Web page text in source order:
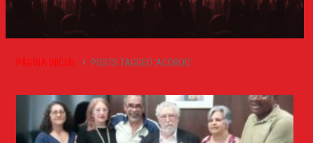
PÁGINA INICIAL POSTS TAGGED 'ACORDO'